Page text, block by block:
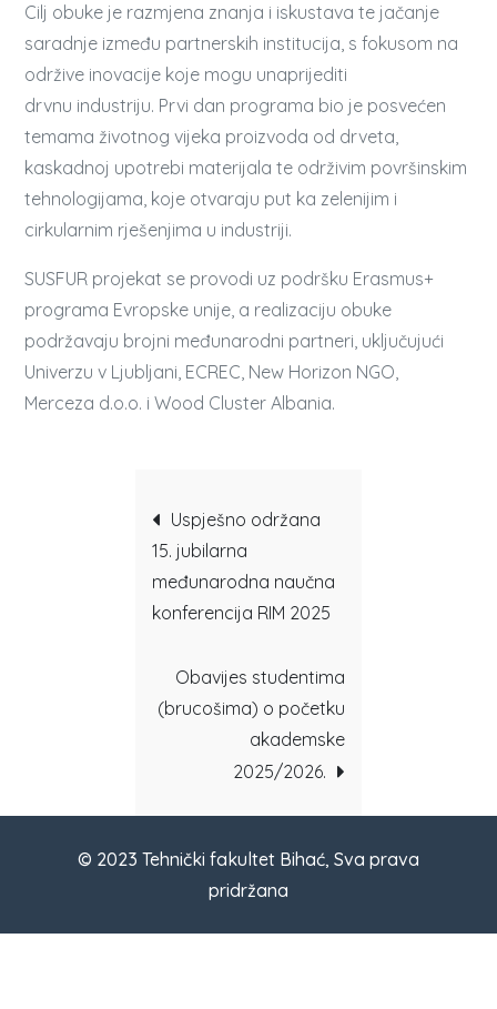
Cilj obuke je razmjena znanja i iskustava te jačanje
saradnje između partnerskih institucija, s fokusom na
održive inovacije koje mogu unaprijediti
drvnu industriju. Prvi dan programa bio je posvećen
temama životnog vijeka proizvoda od drveta,
kaskadnoj upotrebi materijala te održivim površinskim
tehnologijama, koje otvaraju put ka zelenijim i
cirkularnim rješenjima u industriji.
SUSFUR projekat se provodi uz podršku Erasmus+
programa Evropske unije, a realizaciju obuke
podržavaju brojni međunarodni partneri, uključujući
Univerzu v Ljubljani, ECREC, New Horizon NGO,
Merceza d.o.o. i Wood Cluster Albania.
Post
navigation
Uspješno održana
15. jubilarna
međunarodna naučna
konferencija RIM 2025
Obavijes studentima
(brucošima) o početku
akademske
2025/2026.
© 2023 Tehnički fakultet Bihać, Sva prava
pridržana